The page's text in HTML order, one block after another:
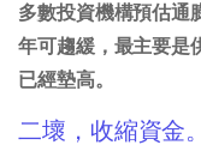
多數投資機構預估通
年可趨緩，最主要是
已經墊高。
二壞，收縮資金。